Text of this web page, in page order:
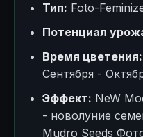
Тип: Foto-
Потенциал
Время цветения:
Сентября -
Эффект: NeW
- новолуние
Mudro Seeds